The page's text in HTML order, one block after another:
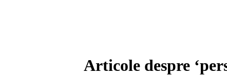
Articole despre